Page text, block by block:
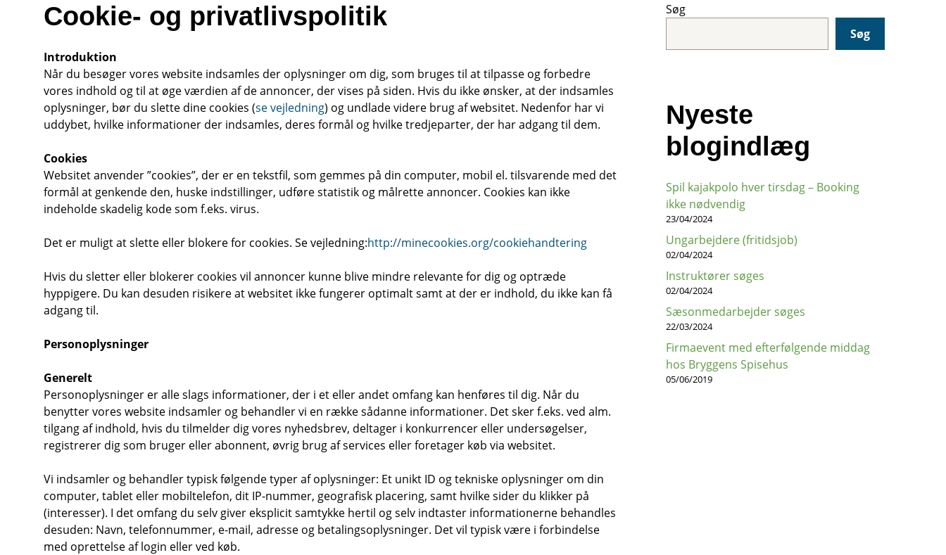
Cookie- og privatlivspolitik
Introduktion
Når du besøger vores website indsamles der oplysninger om dig, som bruges til at tilpasse og forbedre
vores indhold og til at øge værdien af de annoncer, der vises på siden. Hvis du ikke ønsker, at der indsamles
oplysninger, bør du slette dine cookies (se vejledning) og undlade videre brug af websitet. Nedenfor har vi
uddybet, hvilke informationer der indsamles, deres formål og hvilke tredjeparter, der har adgang til dem.
Cookies
Websitet anvender ”cookies”, der er en tekstfil, som gemmes på din computer, mobil el. tilsvarende med det
formål at genkende den, huske indstillinger, udføre statistik og målrette annoncer. Cookies kan ikke
indeholde skadelig kode som f.eks. virus.
Det er muligt at slette eller blokere for cookies. Se vejledning:http://minecookies.org/cookiehandtering
Hvis du sletter eller blokerer cookies vil annoncer kunne blive mindre relevante for dig og optræde
hyppigere. Du kan desuden risikere at websitet ikke fungerer optimalt samt at der er indhold, du ikke kan få
adgang til.
Personoplysninger
Generelt
Personoplysninger er alle slags informationer, der i et eller andet omfang kan henføres til dig. Når du
benytter vores website indsamler og behandler vi en række sådanne informationer. Det sker f.eks. ved alm.
tilgang af indhold, hvis du tilmelder dig vores nyhedsbrev, deltager i konkurrencer eller undersøgelser,
registrerer dig som bruger eller abonnent, øvrig brug af services eller foretager køb via websitet.
Vi indsamler og behandler typisk følgende typer af oplysninger: Et unikt ID og tekniske oplysninger om din
computer, tablet eller mobiltelefon, dit IP-nummer, geografisk placering, samt hvilke sider du klikker på
(interesser). I det omfang du selv giver eksplicit samtykke hertil og selv indtaster informationerne behandles
desuden: Navn, telefonnummer, e-mail, adresse og betalingsoplysninger. Det vil typisk være i forbindelse
med oprettelse af login eller ved køb.
Søg
Søg
Nyeste
blogindlæg
Spil kajakpolo hver tirsdag – Booking
ikke nødvendig
23/04/2024
Ungarbejdere (fritidsjob)
02/04/2024
Instruktører søges
02/04/2024
Sæsonmedarbejder søges
22/03/2024
Firmaevent med efterfølgende middag
hos Bryggens Spisehus
05/06/2019